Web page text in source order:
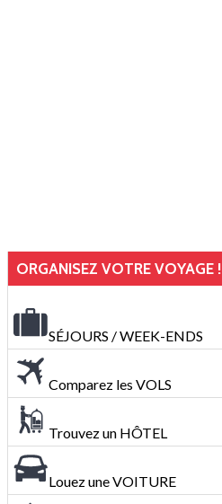
ORGANISEZ VOTRE VOYAGE !
SÉJOURS / WEEK-ENDS
Comparez les VOLS
Trouvez un HÔTEL
Louez une VOITURE